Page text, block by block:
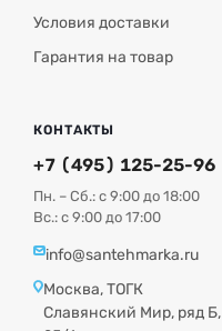
Условия доставки
Гарантия на товар
КОНТАКТЫ
+7 (495) 125-25-96
Пн. – Сб.: с 9:00 до 18:00
Вс.: с 9:00 до 17:00
info@santehmarka.ru
Москва, ТОГК
Славянский Мир, ряд Б,